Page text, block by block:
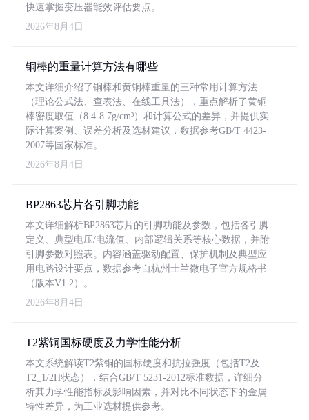
快速掌握变压器能效评估要点。
2026年8月4日
铜棒的重量计算方法有哪些
本文详细介绍了铜棒和黄铜棒重量的三种常用计算方法
（理论公式法、查表法、在线工具法），重点解析了黄铜
棒密度取值（8.4-8.7g/cm³）和计算公式的差异，并提供实
际计算案例、误差分析及选材建议，数据参考GB/T 4423-
2007等国家标准。
2026年8月4日
BP2863芯片各引脚功能
本文详细解析BP2863芯片的引脚功能及参数，包括各引脚
定义、典型电压/电流值、内部逻辑关系等核心数据，并附
引脚参数对照表。内容涵盖驱动配置、保护机制及典型应
用电路设计要点，数据参考自杭州士兰微电子官方规格书
（版本V1.2）。
2026年8月4日
T2紫铜国标硬度及力学性能分析
本文系统解读T2紫铜的国标硬度和抗拉强度（包括T2及
T2_1/2H状态），结合GB/T 5231-2012标准数据，详细分
析其力学性能指标及影响因素，并对比不同状态下的金属
特性差异，为工业选材提供参考。